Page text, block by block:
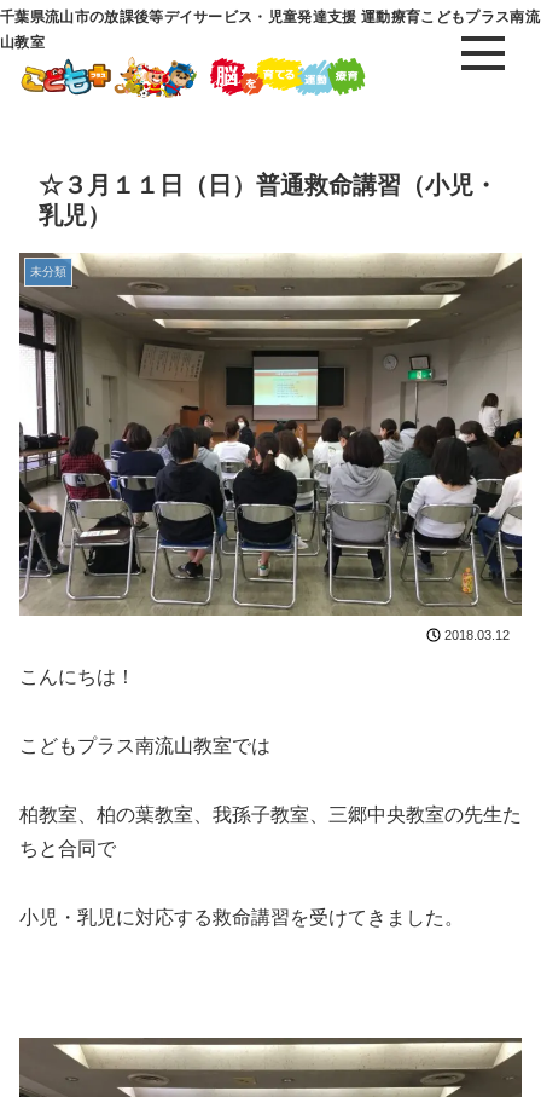
千葉県流山市の放課後等デイサービス・児童発達支援 運動療育こどもプラス南流
山教室
☆３月１１日（日）普通救命講習（小児・
乳児）
未分類
2018.03.12
こんにちは！
こどもプラス南流山教室では
柏教室、柏の葉教室、我孫子教室、三郷中央教室の先生た
ちと合同で
小児・乳児に対応する救命講習を受けてきました。